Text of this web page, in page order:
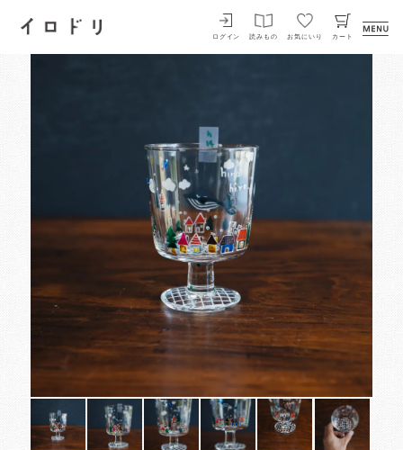
イロドリ
ログイン 読みもの お気にいり カート